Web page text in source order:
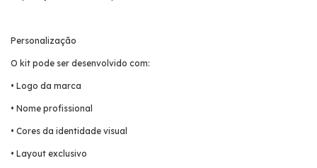
Personalização
O kit pode ser desenvolvido com:
• Logo da marca
• Nome profissional
• Cores da identidade visual
• Layout exclusivo